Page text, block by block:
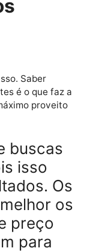
o
oferece
real
O app é
É uma
busca
de baixa